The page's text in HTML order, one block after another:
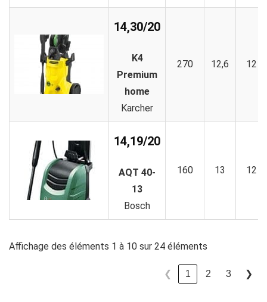
14,30/20
K4
Premium
home
Karcher
270 12,6 12
14,19/20
AQT 40-
13
Bosch
160 13 12
Affichage des éléments 1 à 10 sur 24 éléments
❮ 1 2 3 ❯